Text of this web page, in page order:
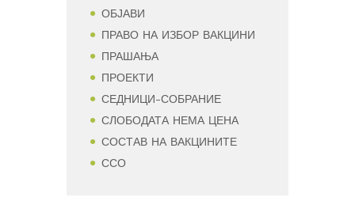
ОБЈАВИ
ПРАВО НА ИЗБОР ВАКЦИНИ
ПРАШАЊА
ПРОЕКТИ
СЕДНИЦИ-СОБРАНИЕ
СЛОБОДАТА НЕМА ЦЕНА
СОСТАВ НА ВАКЦИНИТЕ
ССО